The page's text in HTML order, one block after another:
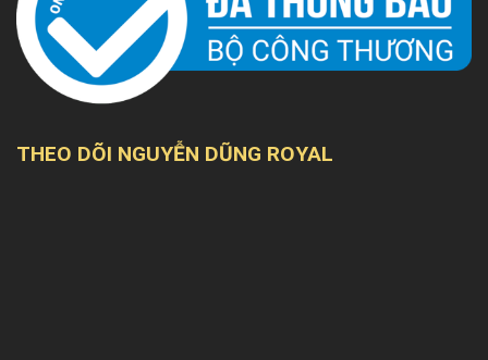
THEO DÕI NGUYỄN DŨNG ROYAL